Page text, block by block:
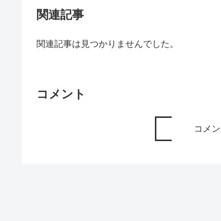
関連記事
関連記事は見つかりませんでした。
コメント
コメ